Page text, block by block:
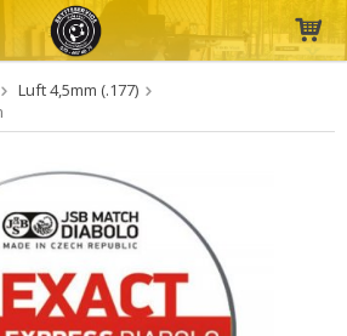
har blivit tillagd i varukorgen
Luft 4,5mm (.177)